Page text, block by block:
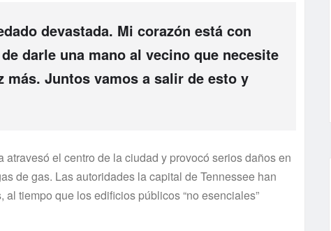
devastada. Mi corazón está con
darle una mano al vecino que necesite
Juntos vamos a salir de esto y
el centro de la ciudad y provocó serios daños en
de gas. Las autoridades la capital de Tennessee han
tiempo que los edificios públicos “no esenciales”